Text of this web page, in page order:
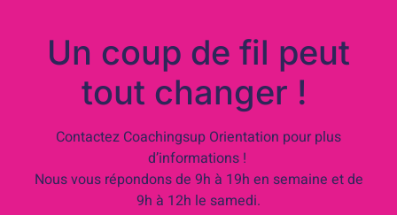
Un coup de fil peut
tout changer !
Contactez Coachingsup Orientation pour plus
d’informations !
Nous vous répondons de 9h à 19h en semaine et de
9h à 12h le samedi.